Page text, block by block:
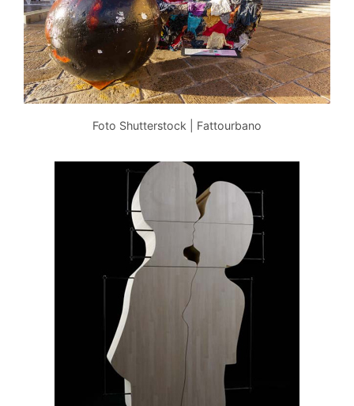
Foto Shutterstock | Fattourbano